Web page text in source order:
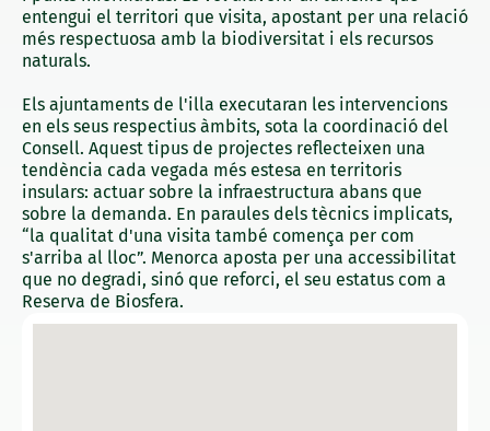
entengui el territori que visita, apostant per una relació
més respectuosa amb la biodiversitat i els recursos
naturals.
Els ajuntaments de l'illa executaran les intervencions
en els seus respectius àmbits, sota la coordinació del
Consell. Aquest tipus de projectes reflecteixen una
tendència cada vegada més estesa en territoris
insulars: actuar sobre la infraestructura abans que
sobre la demanda. En paraules dels tècnics implicats,
“la qualitat d'una visita també comença per com
s'arriba al lloc”. Menorca aposta per una accessibilitat
que no degradi, sinó que reforci, el seu estatus com a
Reserva de Biosfera.